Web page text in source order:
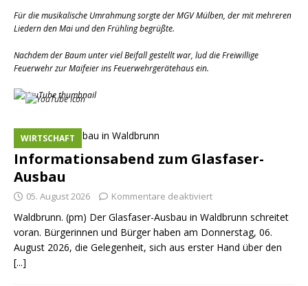
Für die musikalische Umrahmung sorgte der MGV Mülben, der mit mehreren
Liedern den Mai und den Frühling begrüßte.
Nachdem der Baum unter viel Beifall gestellt war, lud die Freiwillige
Feuerwehr zur Maifeier ins Feuerwehrgerätehaus ein.
Informationsabend zum Glasfaser-
Ausbau
WIRTSCHAFT
05. August 2026 Kommentare deaktiviert
Waldbrunn. (pm) Der Glasfaser-Ausbau in Waldbrunn schreitet
voran. Bürgerinnen und Bürger haben am Donnerstag, 06.
August 2026, die Gelegenheit, sich aus erster Hand über den
[...]